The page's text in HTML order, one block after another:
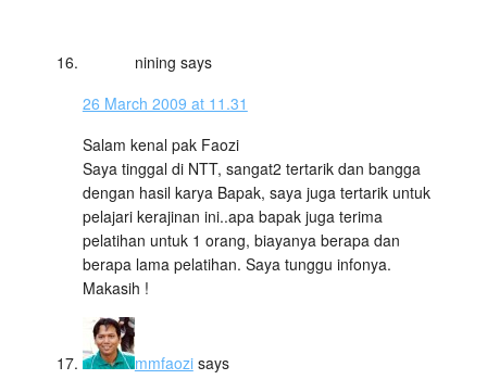
nining says
26 March 2009 at 11.31
Salam kenal pak Faozi
Saya tinggal di NTT, sangat2 tertarik dan bangga
dengan hasil karya Bapak, saya juga tertarik untuk
pelajari kerajinan ini..apa bapak juga terima
pelatihan untuk 1 orang, biayanya berapa dan
berapa lama pelatihan. Saya tunggu infonya.
Makasih !
mmfaozi says